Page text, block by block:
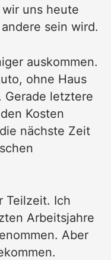
uns heute
sein wird.
auskommen.
ohne Haus
Gerade letztere
Kosten
nächste Zeit
Teilzeit. Ich
Arbeitsjahre
Aber